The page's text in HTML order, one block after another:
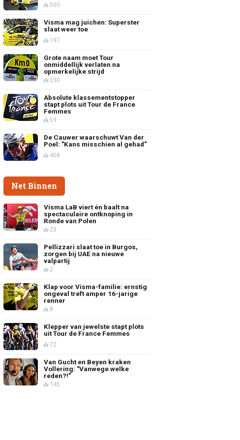
500
Visma mag juichen: Superster
slaat weer toe
197
Grote naam moet Tour
onmiddellijk verlaten na
opmerkelijke strijd
230
Absolute klassementstopper
stapt plots uit Tour de France
Femmes
59
De Cauwer waarschuwt Van der
Poel: "Kans misschien al gehad"
408
Net Binnen
Visma LaB viert én baalt na
spectaculaire ontknoping in
Ronde van Polen
23
Pellizzari slaat toe in Burgos,
zorgen bij UAE na nieuwe
valpartij
2
Klap voor Visma-familie: ernstig
ongeval treft amper 16-jarige
renner
8
Klepper van jewelste stapt plots
uit Tour de France Femmes
72
Van Gucht en Beyen kraken
Vollering: "Vanwege welke
reden?!"
145